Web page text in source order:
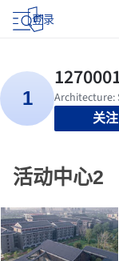
登录
关注
活动中心2